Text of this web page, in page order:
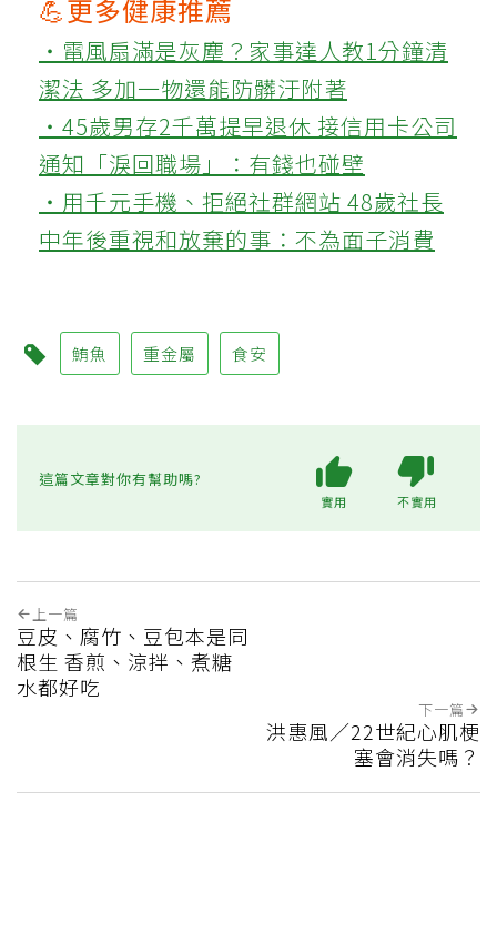
💪更多健康推薦
‧電風扇滿是灰塵？家事達人教1分鐘清
潔法 多加一物還能防髒汙附著
‧45歲男存2千萬提早退休 接信用卡公司
通知「淚回職場」：有錢也碰壁
‧用千元手機、拒絕社群網站 48歲社長
中年後重視和放棄的事：不為面子消費
鮪魚 重金屬 食安
這篇文章對你有幫助嗎?
實用 不實用
上一篇
豆皮、腐竹、豆包本是同
根生 香煎、涼拌、煮糖
水都好吃
下一篇
洪惠風／22世紀心肌梗
塞會消失嗎？